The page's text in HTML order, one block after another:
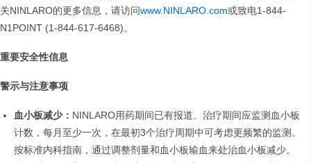
关NINLARO的更多信息，请访问www.NINLARO.com或致电1-844-
N1POINT (1-844-617-6468)。
重要安全性信息
警示与注意事项
血小板减少： NINLARO用药期间已有报道。治疗期间应监测血小板
计数，每月至少一次，在最初3个治疗周期中可考虑更频繁的监测。
按标准内科指南，通过调整剂量和血小板输血来处治血小板减少。